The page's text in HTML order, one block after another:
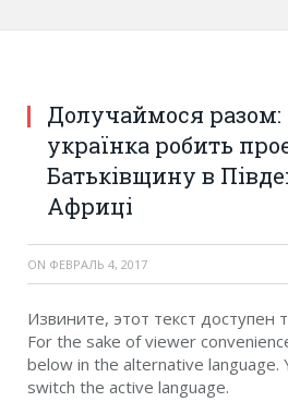
Долучаймося
українка робить
Батьківщину в
Африці
ON ФЕВРАЛЬ 4, 2017
Извините, этот текст доступен
For the sake of viewer
below in the alternative language.
switch the active language.